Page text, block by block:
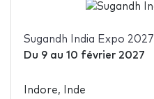
Sugandh India Expo 2027
Du 9au 10 février 2027
Indore, Inde